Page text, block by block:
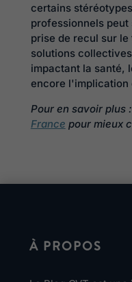
certains
professionnels peut
prise de recul sur
solutions
impactant la santé,
encore l'implication
Pour en savoir plus :
France pour mieux
À PROPOS